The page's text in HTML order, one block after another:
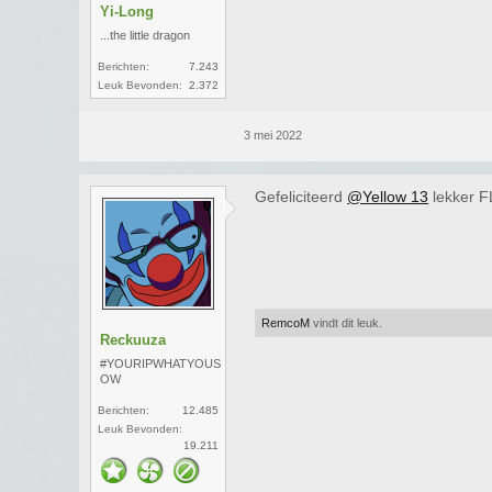
Yi-Long
...the little dragon
Berichten:
7.243
Leuk Bevonden:
2.372
3 mei 2022
Reckuuza
#YOURIPWHATYOUS
OW
Berichten:
12.485
Leuk Bevonden:
19.211
Gefeliciteerd @Yellow 13 lekker
RemcoM vindt dit leuk.